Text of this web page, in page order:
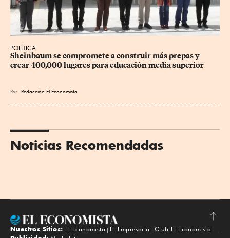
POLÍTICA
Sheinbaum se compromete a construir más prepas y
crear 400,000 lugares para educación media superior
Por Redacción El Economista
Noticias Recomendadas
Subir
Nuestros Sitios: El Economista El Empresario
Club El Economista